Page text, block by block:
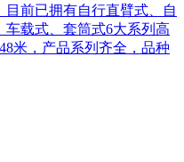
前已拥有自行直臂式、自
载式、套筒式6大系列高
米，产品系列齐全，品种